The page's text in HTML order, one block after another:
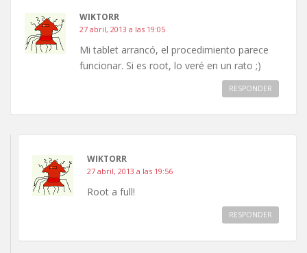
WIKTORR
27 abril, 2013 a las 19:05
Mi tablet arrancó, el procedimiento parece
funcionar. Si es root, lo veré en un rato ;)
RESPONDER
WIKTORR
27 abril, 2013 a las 19:56
Root a full!
RESPONDER